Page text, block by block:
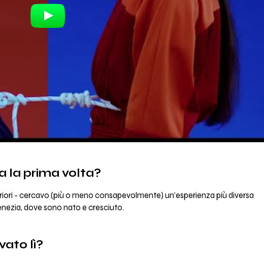
la prima volta?
- cercavo (più o meno consapevolmente) un'esperienza più diversa
dove sono nato e cresciuto.
lì?